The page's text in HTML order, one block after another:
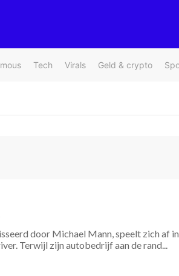
Tech Virals Geld & crypto
door Michael Mann, speelt zich af
Terwijl zijn autobedrijf aan de rand...